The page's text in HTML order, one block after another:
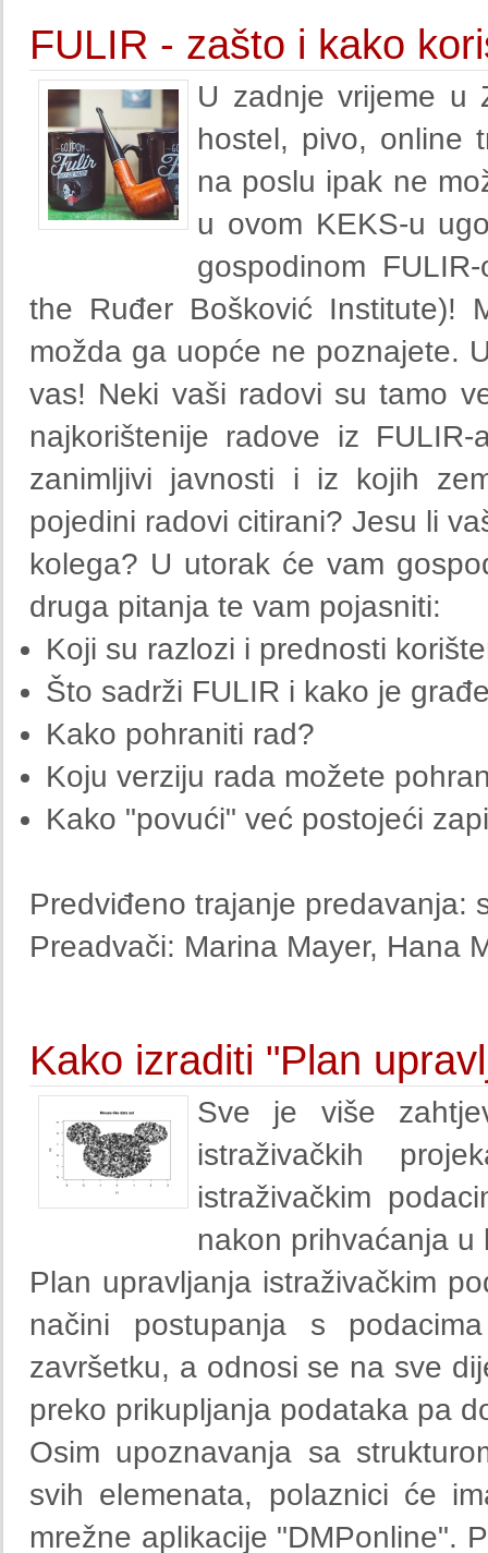
FULIR - zašto i kako
U zadnje vrijeme u
hostel, pivo, online
na poslu ipak ne
u ovom KEKS-u
gospodinom
the Ruđer Bošković Institute)!
možda ga uopće ne poznajete.
vas! Neki vaši radovi su tamo
najkorištenije radove iz
zanimljivi javnosti i iz kojih
pojedini radovi citirani? Jesu li
kolega? U utorak će vam
druga pitanja te vam pojasniti:
Koji su razlozi i prednosti
Što sadrži FULIR i kako je
Kako pohraniti rad?
Koju verziju rada možete
Kako "povući" već postojeći
Predviđeno trajanje predavanja:
Preadvači: Marina Mayer, Hana
Kako izraditi "Plan
Sve je više
istraživačkih
istraživačkim
nakon prihvaćanja u
Plan upravljanja istraživačkim
načini postupanja s
završetku, a odnosi se na sve
preko prikupljanja podataka pa
Osim upoznavanja sa
svih elemenata, polaznici će
mrežne aplikacije "DMPonline".